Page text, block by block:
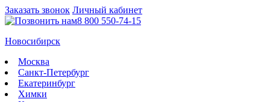
Заказать звонок Личный кабинет
8 800 550-74-15
Новосибирск
Москва
Санкт-Петербург
Екатеринбург
Химки